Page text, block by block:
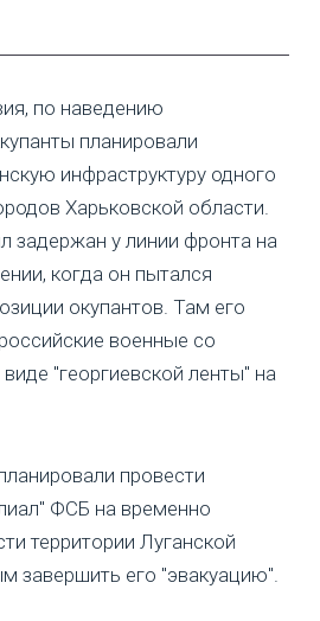
по наведению
планировали
инфраструктуру одного
Харьковской области.
задержан у линии фронта на
когда он пытался
окупантов. Там его
военные со
"георгиевской ленты" на
провести
ФСБ на временно
территории Луганской
завершить его "эвакуацию".